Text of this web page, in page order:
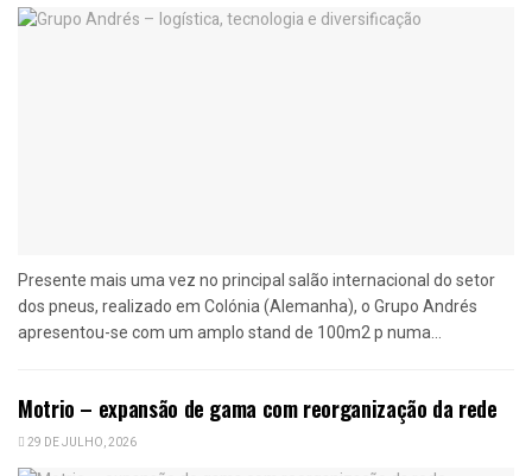
Presente mais uma vez no principal salão internacional do setor
dos pneus, realizado em Colónia (Alemanha), o Grupo Andrés
apresentou-se com um amplo stand de 100m2 p numa...
Motrio – expansão de gama com reorganização da rede
29 DE JULHO, 2026